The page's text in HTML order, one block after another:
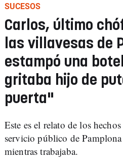
SUCESOS
Carlos, último
las villavesas de
estampó una
gritaba hijo de
puerta"
Este es el relato de los
servicio público de
mientras trabajaba.